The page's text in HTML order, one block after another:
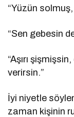
“Yüzün
“Sen gebesin
“Aşırı
verirsin.”
İyi niyetle
zaman kişinin